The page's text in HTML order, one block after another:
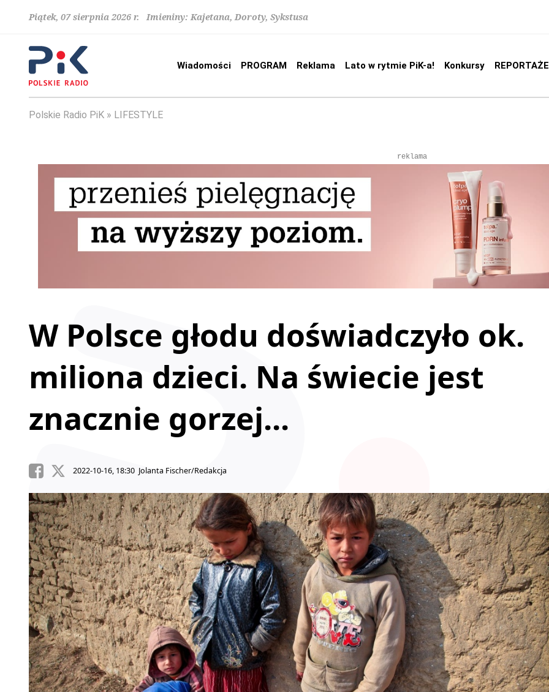
Piątek, 07 sierpnia 2026 r. Imieniny: Kajetana, Doroty, Sykstusa
Wiadomości PROGRAM Reklama Lato w rytmie PiK-a! Konkursy REPORTAŻE
Polskie Radio PiK LIFESTYLE
reklama
W Polsce głodu doświadczyło ok.
miliona dzieci. Na świecie jest
znacznie gorzej...
2022-10-16, 18:30 Jolanta Fischer/Redakcja